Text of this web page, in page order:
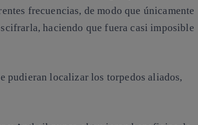
frecuencias, de modo que únicamente
haciendo que fuera casi imposible
pudieran localizar los torpedos aliados,